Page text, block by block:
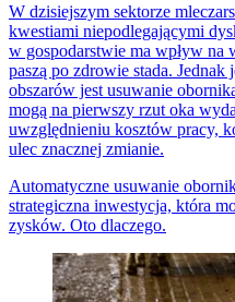
W dzisiejszym sektorze
kwestiami niepodlegającymi
w gospodarstwie ma wpływ na
paszą po zdrowie stada.
obszarów jest usuwanie
mogą na pierwszy rzut oka
uwzględnieniu kosztów pracy,
ulec znacznej zmianie.
Automatyczne usuwanie
strategiczna inwestycja, która
zysków. Oto dlaczego.